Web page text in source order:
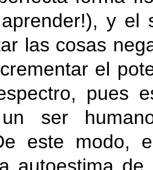
y el
las cosas
el
pues
un ser
este modo,